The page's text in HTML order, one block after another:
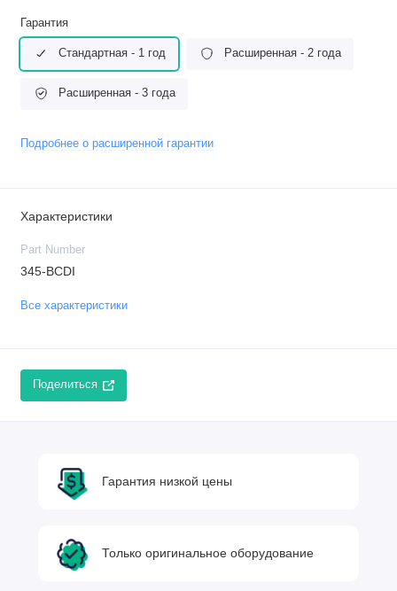
Гарантия
Стандартная - 1 год Расширенная - 2 года
Расширенная - 3 года
Подробнее о расширенной гарантии
Характеристики
Part Number
345-BCDI
Все характеристики
Поделиться
Гарантия низкой цены
Только оригинальное оборудование